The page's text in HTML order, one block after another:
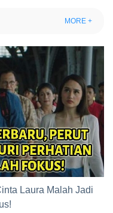
MORE +
Laura Malah Jadi